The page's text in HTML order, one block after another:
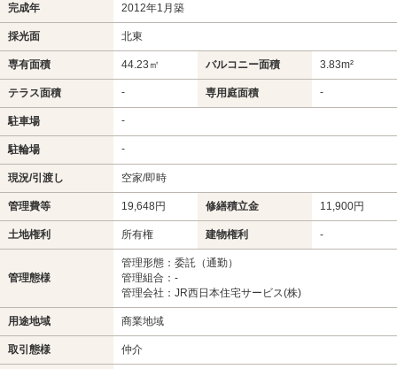
完成年 2012年1月築
採光面 北東
専有面積 44.23㎡ バルコニー面積 3.83m²
テラス面積 - 専用庭面積 -
駐車場 -
駐輪場 -
現況/引渡し 空家/即時
管理費等 19,648円 修繕積立金 11,900円
土地権利 所有権 建物権利 -
管理態様
管理形態：委託（通勤）
管理組合：-
管理会社：JR西日本住宅サービス(株)
用途地域 商業地域
取引態様 仲介